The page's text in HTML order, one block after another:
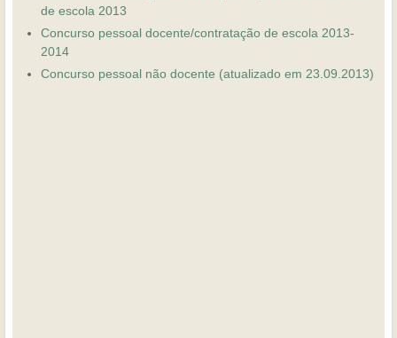
de escola 2013
Concurso pessoal docente/contratação de escola 2013-
2014
Concurso pessoal não docente (atualizado em 23.09.2013)